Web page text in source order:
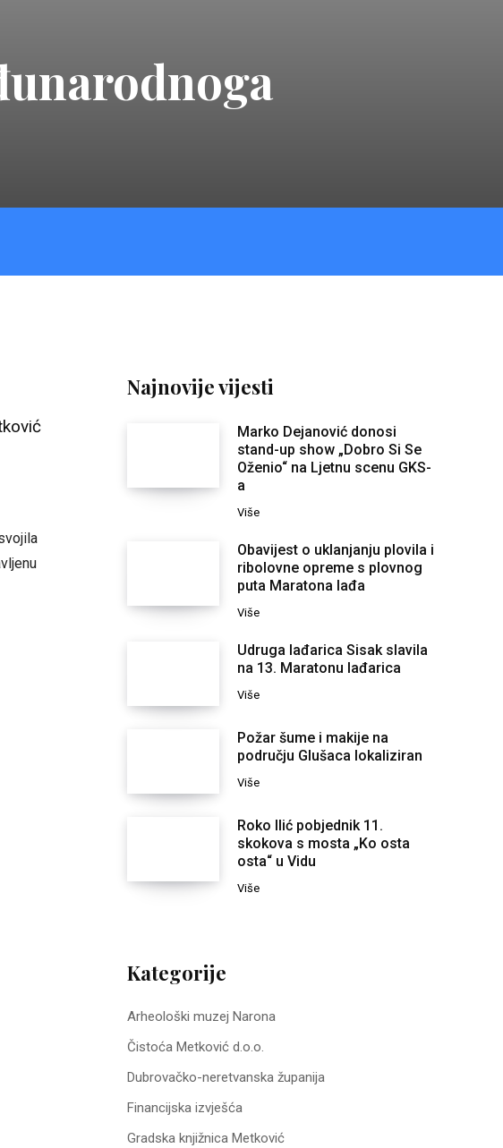
Najnovije vijesti
Marko Dejanović donosi
stand-up show „Dobro Si Se
Oženio“ na Ljetnu scenu GKS-
a
Više
Obavijest o uklanjanju plovila i
ribolovne opreme s plovnog
puta Maratona lađa
Više
Udruga lađarica Sisak slavila
na 13. Maratonu lađarica
Više
Požar šume i makije na
području Glušaca lokaliziran
Više
Roko Ilić pobjednik 11.
skokova s mosta „Ko osta
osta“ u Vidu
Više
Kategorije
Arheološki muzej Narona
Čistoća Metković d.o.o.
Dubrovačko-neretvanska županija
Financijska izvješća
Gradska knjižnica Metković